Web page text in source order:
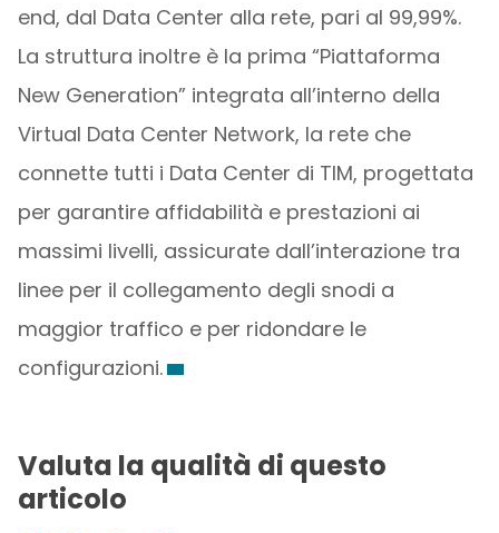
end, dal Data Center alla rete, pari al 99,99%.
La struttura inoltre è la prima “Piattaforma
New Generation” integrata all’interno della
Virtual Data Center Network, la rete che
connette tutti i Data Center di TIM, progettata
per garantire affidabilità e prestazioni ai
massimi livelli, assicurate dall’interazione tra
linee per il collegamento degli snodi a
maggior traffico e per ridondare le
configurazioni.
Valuta la qualità di questo
articolo